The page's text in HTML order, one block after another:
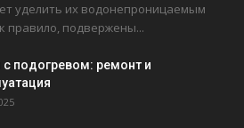
уделить их водонепроницаемым
правило, подвержены...
подогревом: ремонт и